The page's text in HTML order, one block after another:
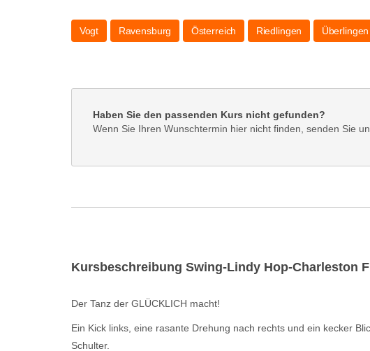
Vogt Ravensburg Österreich Riedlingen Überlingen
Haben Sie den passenden Kurs nicht gefunden?
Wenn Sie Ihren Wunschtermin hier nicht finden, senden Sie
Kursbeschreibung Swing-Lindy Hop-Charleston
Der Tanz der GLÜCKLICH macht!
Ein Kick links, eine rasante Drehung nach rechts und ein kecker
Schulter.